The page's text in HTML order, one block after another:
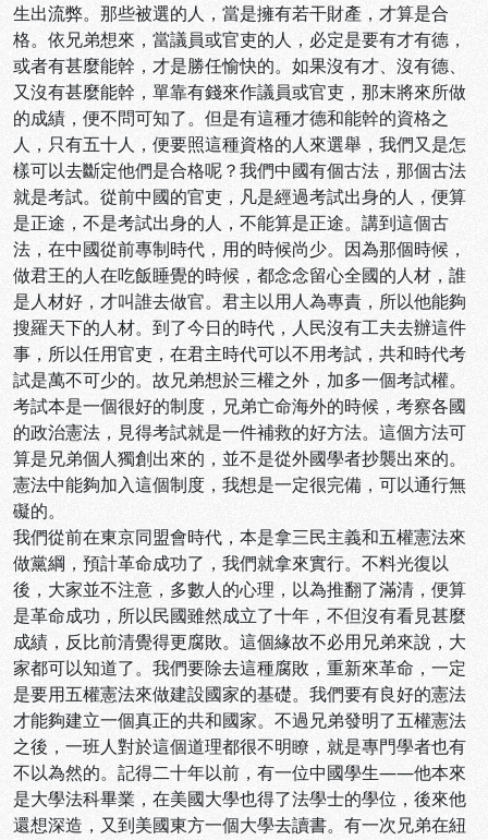
生出流弊。那些被選的人，當是擁有若干財產，才算是合
格。依兄弟想來，當議員或官吏的人，必定是要有才有德，
或者有甚麼能幹，才是勝任愉快的。如果沒有才、沒有德、
又沒有甚麼能幹，單靠有錢來作議員或官吏，那末將來所做
的成績，便不問可知了。但是有這種才德和能幹的資格之
人，只有五十人，便要照這種資格的人來選舉，我們又是怎
樣可以去斷定他們是合格呢？我們中國有個古法，那個古法
就是考試。從前中國的官吏，凡是經過考試出身的人，便算
是正途，不是考試出身的人，不能算是正途。講到這個古
法，在中國從前專制時代，用的時候尚少。因為那個時候，
做君王的人在吃飯睡覺的時候，都念念留心全國的人材，誰
是人材好，才叫誰去做官。君主以用人為專責，所以他能夠
搜羅天下的人材。到了今日的時代，人民沒有工夫去辦這件
事，所以任用官吏，在君主時代可以不用考試，共和時代考
試是萬不可少的。故兄弟想於三權之外，加多一個考試權。
考試本是一個很好的制度，兄弟亡命海外的時候，考察各國
的政治憲法，見得考試就是一件補救的好方法。這個方法可
算是兄弟個人獨創出來的，並不是從外國學者抄襲出來的。
憲法中能夠加入這個制度，我想是一定很完備，可以通行無
礙的。
我們從前在東京同盟會時代，本是拿三民主義和五權憲法來
做黨綱，預計革命成功了，我們就拿來實行。不料光復以
後，大家並不注意，多數人的心理，以為推翻了滿清，便算
是革命成功，所以民國雖然成立了十年，不但沒有看見甚麼
成績，反比前清覺得更腐敗。這個緣故不必用兄弟來說，大
家都可以知道了。我們要除去這種腐敗，重新來革命，一定
是要用五權憲法來做建設國家的基礎。我們要有良好的憲法
才能夠建立一個真正的共和國家。不過兄弟發明了五權憲法
之後，一班人對於這個道理都很不明瞭，就是專門學者也有
不以為然的。記得二十年以前，有一位中國學生――他本來
是大學法科畢業，在美國大學也得了法學士的學位，後來他
還想深造，又到美國東方一個大學去讀書。有一次兄弟在紐